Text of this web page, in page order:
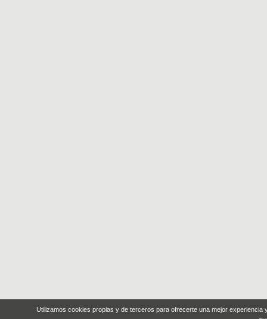
Utilizamos cookies propias y de terceros para ofrecerte una mejor